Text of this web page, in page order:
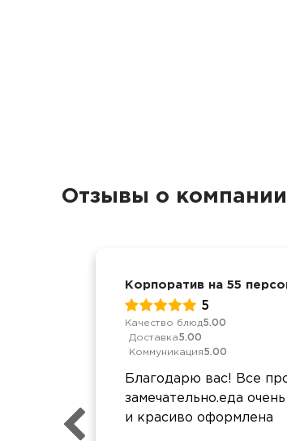
Отзывы о компании
Корпоратив на 55
5
Качество блюд5.00
Доставка5.00
Коммуникация5.00
Благодарю вас! Все
замечательно.еда
и красиво оформлена